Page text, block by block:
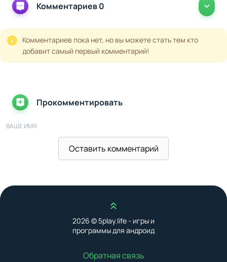
Комментариев 0
Комментариев пока нет, но вы можете стать тем кто
добавит самый первый комментарий!
Прокомментировать
ВАШЕ ИМЯ
Оставить комментарий
Наверх
2026 © 5play.life - игры и
программы для андроид
Обратная связь